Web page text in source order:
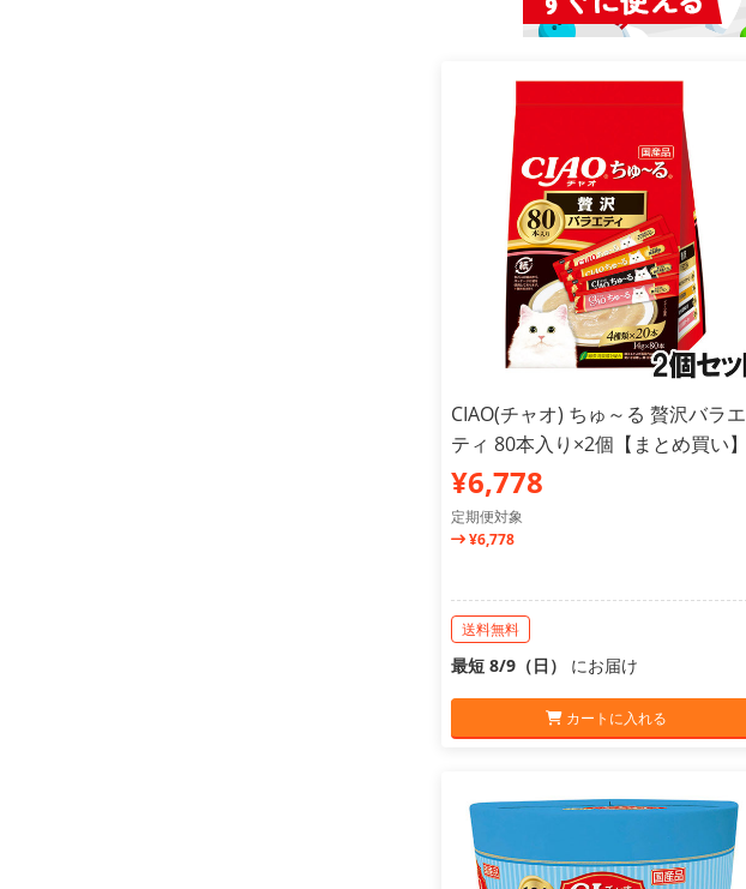
CIAO(チャオ) ちゅ～る 贅沢バラエ
ティ 80本入り×2個【まとめ買い】
¥6,778
定期便対象
¥6,778
送料無料
最短 8/9（日） にお届け
カートに入れる